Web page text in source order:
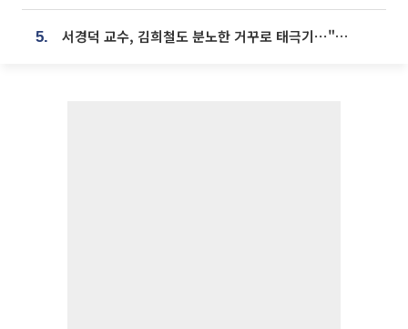
5. 서경덕 교수, 김희철도 분노한 거꾸로 태극기⋯"엉터리는 아냐, 아쉬울 뿐"